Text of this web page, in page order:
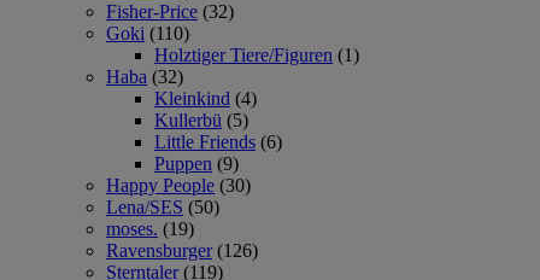
Fisher-Price (32)
Goki (110)
Holztiger Tiere/Figuren (1)
Haba (32)
Kleinkind (4)
Kullerbü (5)
Little Friends (6)
Puppen (9)
Happy People (30)
Lena/SES (50)
moses. (19)
Ravensburger (126)
Sterntaler (119)